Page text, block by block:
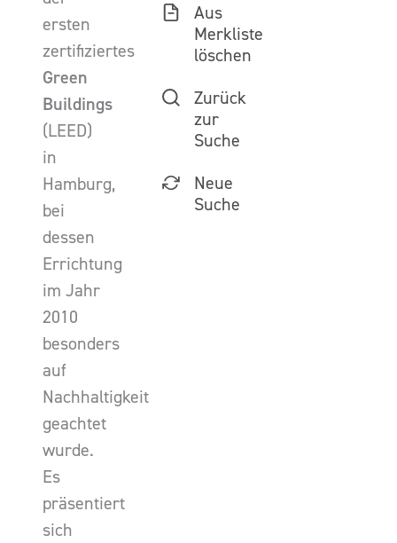
ersten
zertifiziertes
Green
Buildings
(LEED)
in
Hamburg,
bei
dessen
Errichtung
im Jahr
2010
besonders
auf
Nachhaltigkeit
geachtet
wurde.
Es
präsentiert
sich
Aus
Merkliste
löschen
Zurück
zur
Suche
Neue
Suche